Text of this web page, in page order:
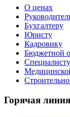
О ценах
Бухгалтеру
Юристу
Кадровику
Бюджетной
Горячая линия